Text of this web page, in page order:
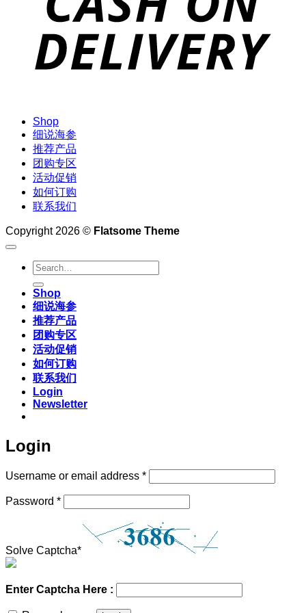
Shop
细说海参
推荐产品
团购专区
活动促销
如何订购
联系我们
Copyright 2026 © Flatsome Theme
Search
for:
Shop
细说海参
推荐产品
团购专区
活动促销
如何订购
联系我们
Login
Newsletter
Login
Username or email address *Required
Password *Required
Solve Captcha*
Enter Captcha Here :